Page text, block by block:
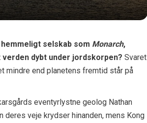
selskab som Monarch,
dybt under jordskorpen? Svaret
mindre end planetens fremtid står på
eventyrlystne geolog Nathan
veje krydser hinanden, mens Kong